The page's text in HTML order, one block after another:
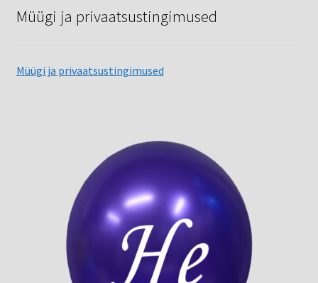
Müügi ja privaatsustingimused
Müügi ja privaatsustingimused